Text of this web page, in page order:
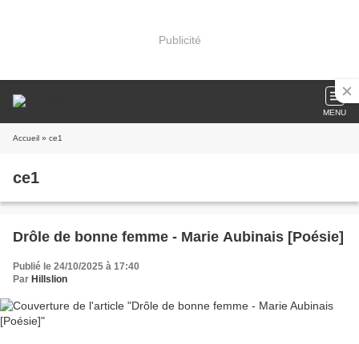
Publicité
MENU
Accueil » ce1
ce1
Drôle de bonne femme - Marie Aubinais [Poésie]
Publié le 24/10/2025 à 17:40
Par Hillslion